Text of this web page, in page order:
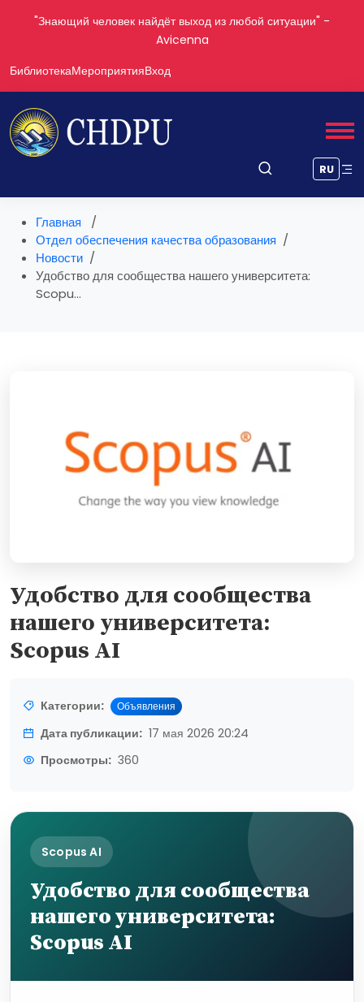
"Знающий человек найдёт выход из любой ситуации" -
Avicenna
БиблиотекаМероприятияВход
RU
Главная
Отдел обеспечения качества образования
Новости
Удобство для сообщества нашего университета:
Scopu...
Удобство для сообщества
нашего университета:
Scopus AI
Категории: Объявления
Дата публикации: 17 мая 2026 20:24
Просмотры: 360
Scopus AI
Удобство для сообщества
нашего университета:
Scopus AI